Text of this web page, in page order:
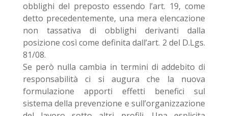
obblighi del preposto essendo l’art. 19, come
detto precedentemente, una mera elencazione
non tassativa di obblighi derivanti dalla
posizione così come definita dall’art. 2 del D.Lgs.
81/08.
Se però nulla cambia in termini di addebito di
responsabilità ci si augura che la nuova
formulazione apporti effetti benefici sul
sistema della prevenzione e sull’organizzazione